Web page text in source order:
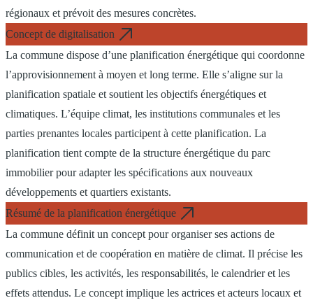
régionaux et prévoit des mesures concrètes.
Concept de digitalisation
La commune dispose d’une planification énergétique qui coordonne
l’approvisionnement à moyen et long terme. Elle s’aligne sur la
planification spatiale et soutient les objectifs énergétiques et
climatiques. L’équipe climat, les institutions communales et les
parties prenantes locales participent à cette planification. La
planification tient compte de la structure énergétique du parc
immobilier pour adapter les spécifications aux nouveaux
développements et quartiers existants.
Résumé de la planification énergétique
La commune définit un concept pour organiser ses actions de
communication et de coopération en matière de climat. Il précise les
publics cibles, les activités, les responsabilités, le calendrier et les
effets attendus. Le concept implique les actrices et acteurs locaux et